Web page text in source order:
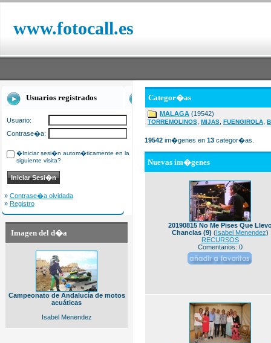
www.fotocall.es
Usuarios registrados
Usuario:
Contrase�a:
�Iniciar sesi�n autom�ticamente en la
siguiente visita?
» Contrase�a olvidada
» Registro
Imagen del d�a
Campeonato de Andalucía de motos
acuáticas
Isabel Menendez
Categor�as
MALAGA (19542)
TORREMOLINOS MIJAS FUENGIROLA
19542 im�genes en 13 categor�as.
Nuevas im�genes
20190815 No Me Pises Que
Chanclas (9) (Isabel Menendez)
RECURSOS
Comentarios: 0